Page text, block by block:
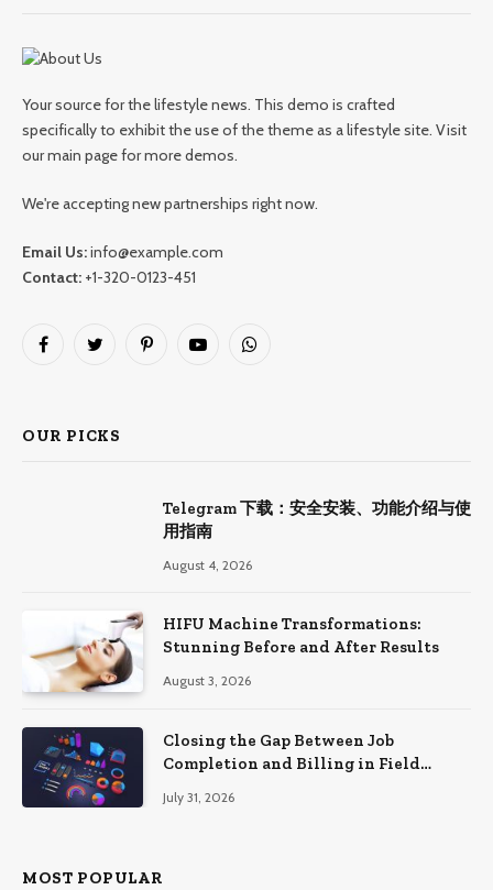
Your source for the lifestyle news. This demo is crafted
specifically to exhibit the use of the theme as a lifestyle site. Visit
our main page for more demos.
We're accepting new partnerships right now.
Email Us:info@example.com
Contact: +1-320-0123-451
FacebookTwitter PinterestYouTubeWhatsApp
OUR PICKS
Telegram 下载：安全安装、功能介绍与使
用指南
August 4, 2026
HIFU Machine Transformations:
Stunning Before and After Results
August 3, 2026
Closing the Gap Between Job
Completion and Billing in Field
July 31, 2026
MOST POPULAR